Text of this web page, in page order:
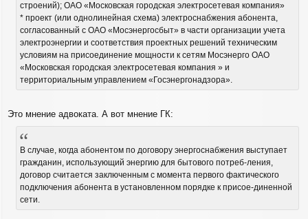
строений); ОАО «Московская городская электросетевая компания»
* проект (или однолинейная схема) электроснабжения абонента,
согласованный с ОАО «Мосэнергосбыт» в части организации учета
электроэнергии и соответствия проектных решений техническим
условиям на присоединение мощности к сетям Мосэнерго ОАО
«Московская городская электросетевая компания » и
территориальным управлением «Госэнергонадзора».
Это мнение адвоката. А вот мнение ГК:
В случае, когда абонентом по договору энергоснабжения выступает
гражданин, использующий энергию для бытового потреб-ления,
договор считается заключенным с момента первого фактического
подключения абонента в установленном порядке к присое-диненной
сети.